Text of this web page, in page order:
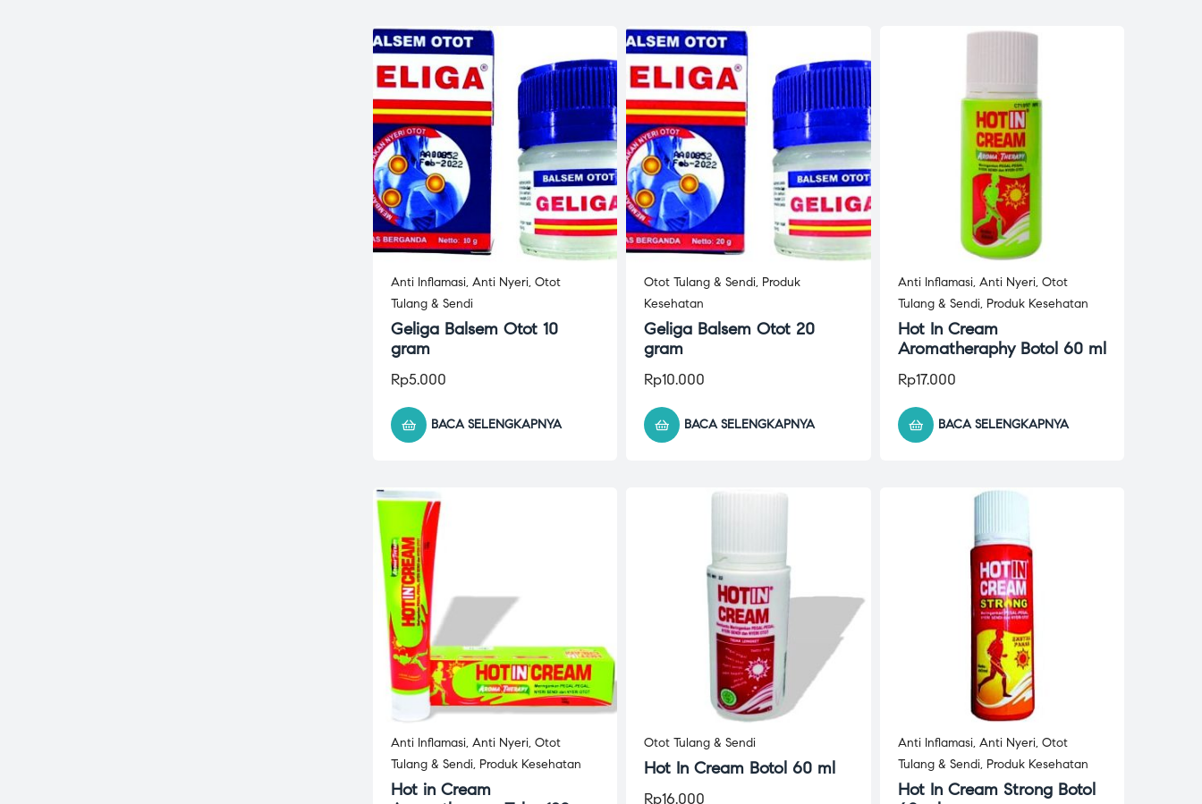
Anti Inflamasi, Anti Nyeri, Otot
Tulang & Sendi
Geliga Balsem Otot 10
gram
Rp5.000
BACA SELENGKAPNYA
Otot Tulang & Sendi, Produk
Kesehatan
Geliga Balsem Otot 20
gram
Rp10.000
BACA SELENGKAPNYA
Anti Inflamasi, Anti Nyeri, Otot
Tulang & Sendi, Produk Kesehatan
Hot In Cream
Aromatheraphy Botol 60 ml
Rp17.000
BACA SELENGKAPNYA
Anti Inflamasi, Anti Nyeri, Otot
Tulang & Sendi, Produk Kesehatan
Hot in Cream
Otot Tulang & Sendi
Hot In Cream Botol 60 ml
Rp16.000
Anti Inflamasi, Anti Nyeri, Otot
Tulang & Sendi, Produk Kesehatan
Hot In Cream Strong Botol